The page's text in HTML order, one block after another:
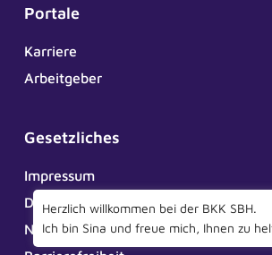
Portale
Karriere
Arbeitgeber
Gesetzliches
Impressum
Datenschutz
Nutzungsbedingungen ePA
Herzlich willkommen bei der BKK SBH.
Ich bin Sina und freue mich, Ihnen zu